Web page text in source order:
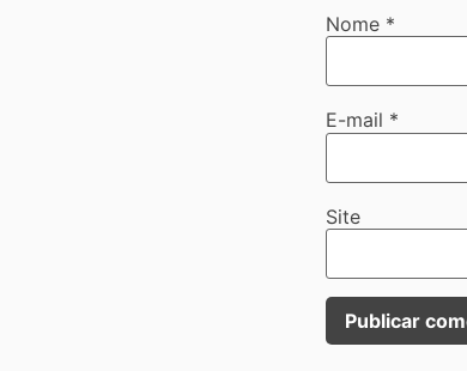
Nome *
E-mail *
Site